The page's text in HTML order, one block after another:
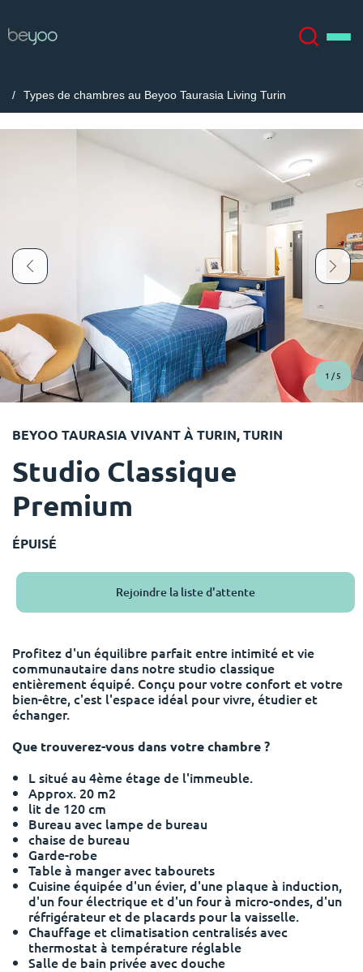
À propos
Compte Langue
English (GB)
Chinese
Deutsch
French
Sélectionnez un pays
Sélectionnez une ville
Choisissez une résidence
Se connecter
Réservez maintenant
English (GB)
Español
Deutsch
French
Portuguese
Types de chambres au Beyoo Taurasia Living Turin
1 /5
BEYOO TAURASIA VIVANT À TURIN, TURIN
Studio Classique
Premium
ÉPUISÉ
Rejoindre la liste d'attente
Profitez d'un équilibre parfait entre intimité et vie
communautaire dans notre studio classique
entièrement équipé. Conçu pour votre confort et votre
bien-être, c'est l'espace idéal pour vivre, étudier et
échanger.
Que trouverez-vous dans votre chambre ?
Lsitué au 4ème étage de l'immeuble.
Approx. 20 m2
lit de 120 cm
Bureau avec lampe de bureau
chaise de bureau
Garde-robe
Table à manger avec tabourets
Cuisine équipée d'un évier, d'une plaque à induction,
d'un four électrique et d'un four à micro-ondes, d'un
réfrigérateur et de placards pour la vaisselle.
Chauffage et climatisation centralisés avec
thermostat à température réglable
Salle de bain privée avec douche